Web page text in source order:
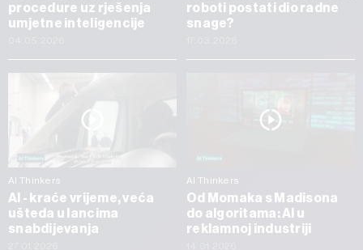
procedure uz rješenja
umjetne inteligencije
roboti postati dio radne
snage?
AI Thinkers
AI - kraće vrijeme, veća
ušteda u lancima
snabdijevanja
AI Thinkers
Od Momaka s Madisona
do algoritama: AI u
reklamnoj industriji